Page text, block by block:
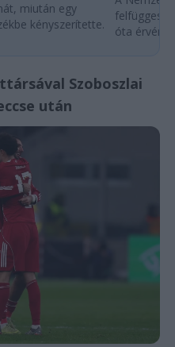
miután egy
kényszerítette.
óta
Szoboszlai
után